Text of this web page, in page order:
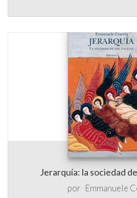
Jerarquía: la sociedad
por Emmanuele